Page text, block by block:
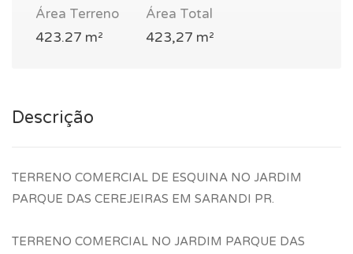
Área Terreno
423.27 m²
Área Total
423,27 m²
Descrição
TERRENO COMERCIAL DE ESQUINA NO JARDIM
PARQUE DAS CEREJEIRAS EM SARANDI PR.
TERRENO COMERCIAL NO JARDIM PARQUE DAS